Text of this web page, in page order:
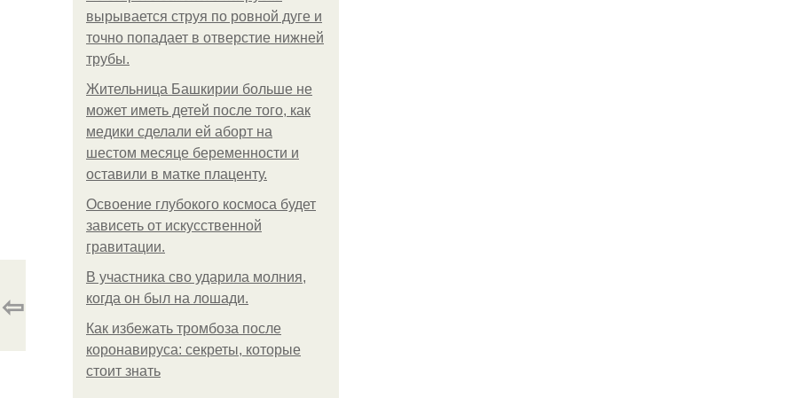
вырывается струя по ровной дуге и
точно попадает в отверстие нижней
трубы.
Жительница Башкирии больше не
может иметь детей после того, как
медики сделали ей аборт на
шестом месяце беременности и
оставили в матке плаценту.
Освоение глубокого космоса будет
зависеть от искусственной
гравитации.
В участника сво ударила молния,
когда он был на лошади.
Как избежать тромбоза после
коронавируса: секреты, которые
стоит знать
⇦